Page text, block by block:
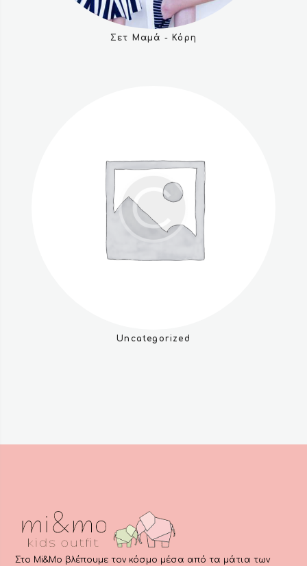
Σετ Μαμά - Κόρη
Uncategorized
Στο Mi&Mo βλέπουμε τον κόσμο μέσα από τα μάτια των